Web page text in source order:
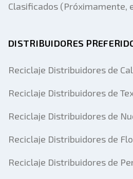
Clasificados (Próximamente,
DISTRIBUIDORES
Reciclaje Distribuidores de
Reciclaje Distribuidores de
Reciclaje Distribuidores de
Reciclaje Distribuidores de
Reciclaje Distribuidores de